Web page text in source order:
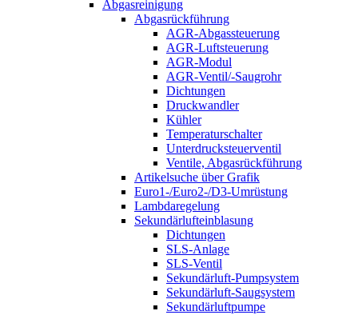
Abgasreinigung
Abgasrückführung
AGR-Abgassteuerung
AGR-Luftsteuerung
AGR-Modul
AGR-Ventil/-Saugrohr
Dichtungen
Druckwandler
Kühler
Temperaturschalter
Unterdrucksteuerventil
Ventile, Abgasrückführung
Artikelsuche über Grafik
Euro1-/Euro2-/D3-Umrüstung
Lambdaregelung
Sekundärlufteinblasung
Dichtungen
SLS-Anlage
SLS-Ventil
Sekundärluft-Pumpsystem
Sekundärluft-Saugsystem
Sekundärluftpumpe